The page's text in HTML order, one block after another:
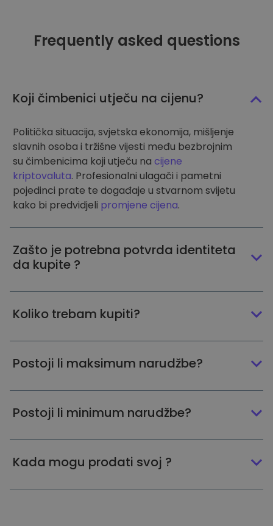
Frequently asked questions
Koji čimbenici utječu na cijenu?
Politička situacija, svjetska ekonomija, mišljenje
slavnih osoba i tržišne vijesti među bezbrojnim
su čimbenicima koji utječu na cijene
kriptovaluta. Profesionalni ulagači i pametni
pojedinci prate te događaje u stvarnom svijetu
kako bi predvidjeli promjene cijena.
Zašto je potrebna potvrda identiteta
da kupite ?
Koliko trebam kupiti?
Postoji li maksimum narudžbe?
Postoji li minimum narudžbe?
Kada mogu prodati svoj ?